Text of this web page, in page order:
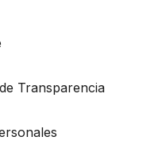
Transparencia